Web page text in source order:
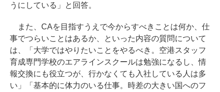
うにしている」と回答。
また、CAを目指すうえで今からすべきことは何か、仕
事でつらいことはあるか、といった内容の質問について
は、「大学ではやりたいことをやるべき。空港スタッフ
育成専門学校のエアラインスクールは勉強になるし、情
報交換にも役立つが、行かなくても入社している人は多
い」「基本的に体力のいる仕事。時差の大きい国へのフ